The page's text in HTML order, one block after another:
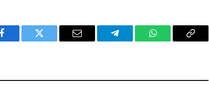
Facebook Twitter Email Telegram WhatsAppCopy